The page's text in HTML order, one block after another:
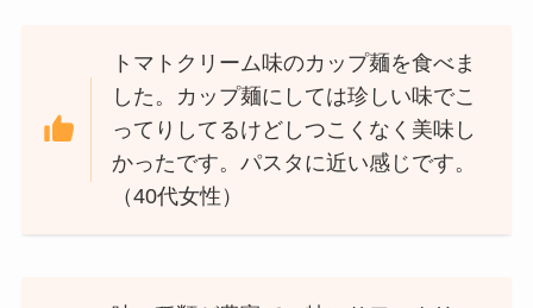
トマトクリーム味のカップ麺を食べま
した。カップ麺にしては珍しい味でこ
ってりしてるけどしつこくなく美味し
かったです。パスタに近い感じです。
（40代女性）